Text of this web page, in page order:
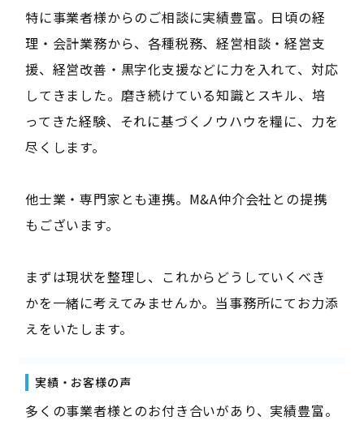
特に事業者様からのご相談に実績豊富。日頃の経
理・会計業務から、各種税務、経営相談・経営支
援、経営改善・黒字化支援などに力を入れて、対応
してきました。磨き続けている知識とスキル、培
ってきた経験、それに基づくノウハウを糧に、力を
尽くします。
他士業・専門家とも連携。M&A仲介会社との提携
もございます。
まずは現状を整理し、これからどうしていくべき
かを一緒に考えてみませんか。当事務所にてお力添
えをいたします。
実績・お客様の声
多くの事業者様とのお付き合いがあり、実績豊富。